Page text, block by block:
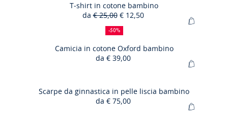
T-
shirt
bambino
T-shirt in cotone bambino
da
50%
di
sconto
Prezzo
precedente
:
€ 25,00Nuovo
prezzo
:
€ 12,50
-50%
Aggiungi
Camicia
in
bambino
Camicia in cotone Oxford bambino
da € 39,00
Aggiungi
Scarpe
da
Scarpe da ginnastica in pelle liscia bambino
da € 75,00
Aggiungi